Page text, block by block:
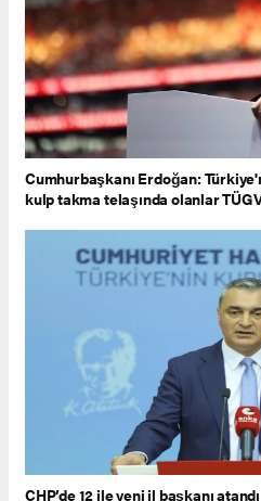
Cumhurbaşkanı Erdoğan:
kulp takma telaşında olanlar
CHP’de 12 ile yeni il başkanı atandı